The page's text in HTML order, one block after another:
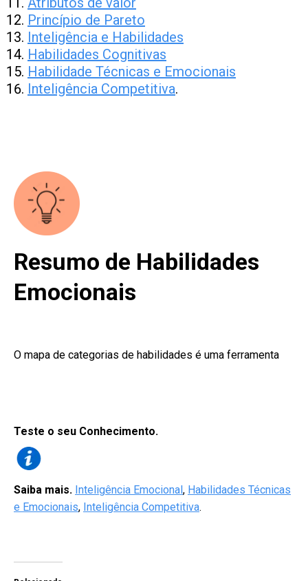
Princípio de Pareto
Inteligência e Habilidades
Habilidades Cognitivas
Habilidade Técnicas e Emocionais
Inteligência Competitiva.
Resumo de Habilidades
Emocionais
O mapa de categorias de habilidades é uma ferramenta
Teste o seu Conhecimento.
Saiba mais. Inteligência Emocional, Habilidades Técnicas
e Emocionais, Inteligência Competitiva.